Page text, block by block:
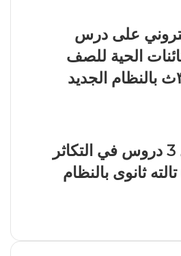
على درس
الحية للصف
الثالث الثانوي ٣ث بالنظام الجديد
اختبار علي اول 3 دروس في التكاثر
ثانوى بالنظام